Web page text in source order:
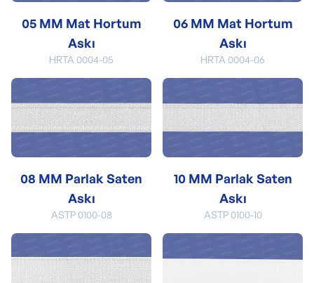
05 MM Mat Hortum
Askı
HRTA 0004-05
06 MM Mat Hortum
Askı
HRTA 0004-06
08 MM Parlak Saten
Askı
ASTP 0100-08
10 MM Parlak Saten
Askı
ASTP 0100-10